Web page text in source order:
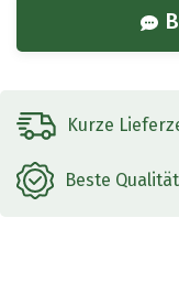
Kurze
Beste Qualität